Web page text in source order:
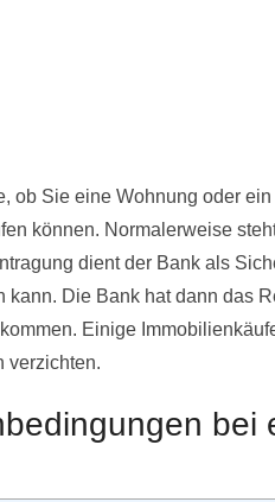
ob Sie eine Wohnung oder
können. Normalerweise
dient der Bank als
kann. Die Bank hat dann das
Einige
verzichten.
bei